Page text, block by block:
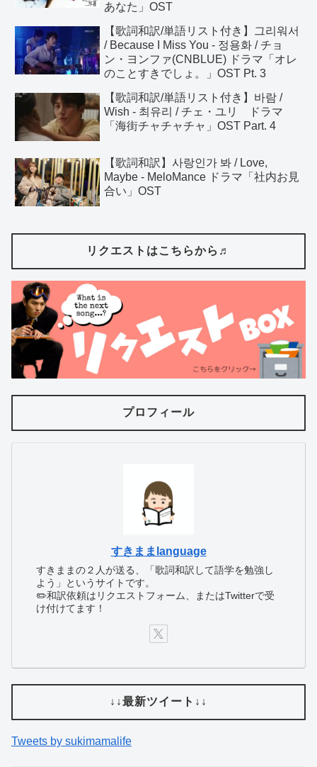
あなた」OST
【歌詞和訳/単語リスト付き】그리워서
/ Because I Miss You - 정용화 / チョ
ン・ヨンファ(CNBLUE) ドラマ「オレ
のことすきでしょ。」OST Pt. 3
【歌詞和訳/単語リスト付き】바람 /
Wish - 최유리 / チェ・ユリ ドラマ
「海街チャチャチャ」OST Part. 4
【歌詞和訳】사랑인가 봐 / Love,
Maybe - MeloMance ドラマ「社内お見
合い」OST
リクエストはこちらから♬
プロフィール
すきままlanguage
すきままの２人が送る、「歌詞和訳して語学を勉強し
よう」というサイトです。
✏️和訳依頼はリクエストフォーム、またはTwitterで受
け付けてます！
↓↓最新ツイート↓↓
Tweets by sukimamalife